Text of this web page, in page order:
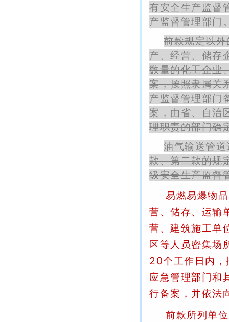
有安全生产监督
产监督管理部门
前款规定以
产、经营、储存
数量的化工企业
案，按照隶属关
产监督管理部门
案，由省、自治
理职责的部门确
油气输送管
款、第二款的规
级安全生产监督
易燃易爆物
营、储存、运输
营、建筑施工单
区等人员密集场
20个工作日内，
应急管理部门和
行备案，并依法
前款所列单